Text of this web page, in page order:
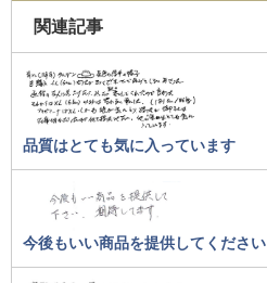
関連記事
品質はとても気に入っています
今後もいい商品を提供してください